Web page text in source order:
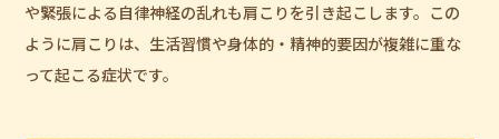
や緊張による自律神経の乱れも肩こりを引き起こします。この
ように肩こりは、生活習慣や身体的・精神的要因が複雑に重な
って起こる症状です。